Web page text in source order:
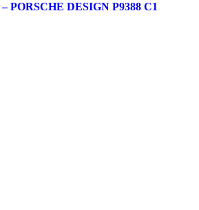
DESIGN P9388 C1